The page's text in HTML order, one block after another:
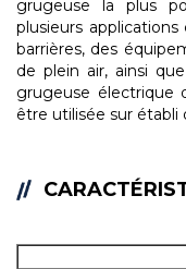
grugeuse la plus
plusieurs
barrières, des
de plein air, ainsi
grugeuse
être utilisée sur établi